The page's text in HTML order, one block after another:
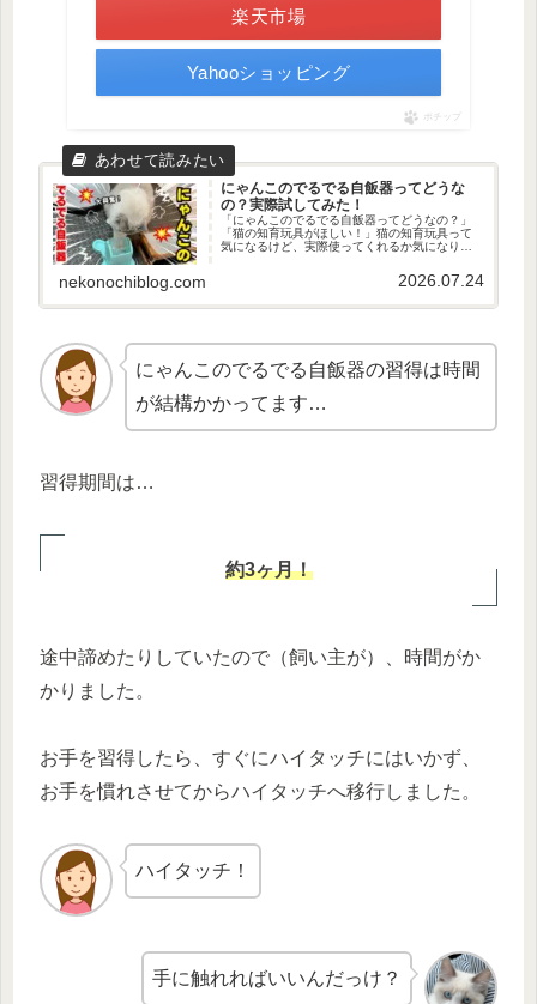
楽天市場
Yahooショッピング
ポチップ
にゃんこのでるでる自飯器ってどうな
の？実際試してみた！
「にゃんこのでるでる自飯器ってどうなの？」
「猫の知育玩具がほしい！」猫の知育玩具って
気になるけど、実際使ってくれるか気になりま
気に入らない！高かったのに…ただ、そんな我
が家の猫さんも夢中になっている...
nekonochiblog.com 2026.07.24
にゃんこのでるでる自飯器の習得は時間
が結構かかってます…
習得期間は…
約3ヶ月！
途中諦めたりしていたので（飼い主が）、時間がか
かりました。
お手を習得したら、すぐにハイタッチにはいかず、
お手を慣れさせてからハイタッチへ移行しました。
ハイタッチ！
手に触れればいいんだっけ？